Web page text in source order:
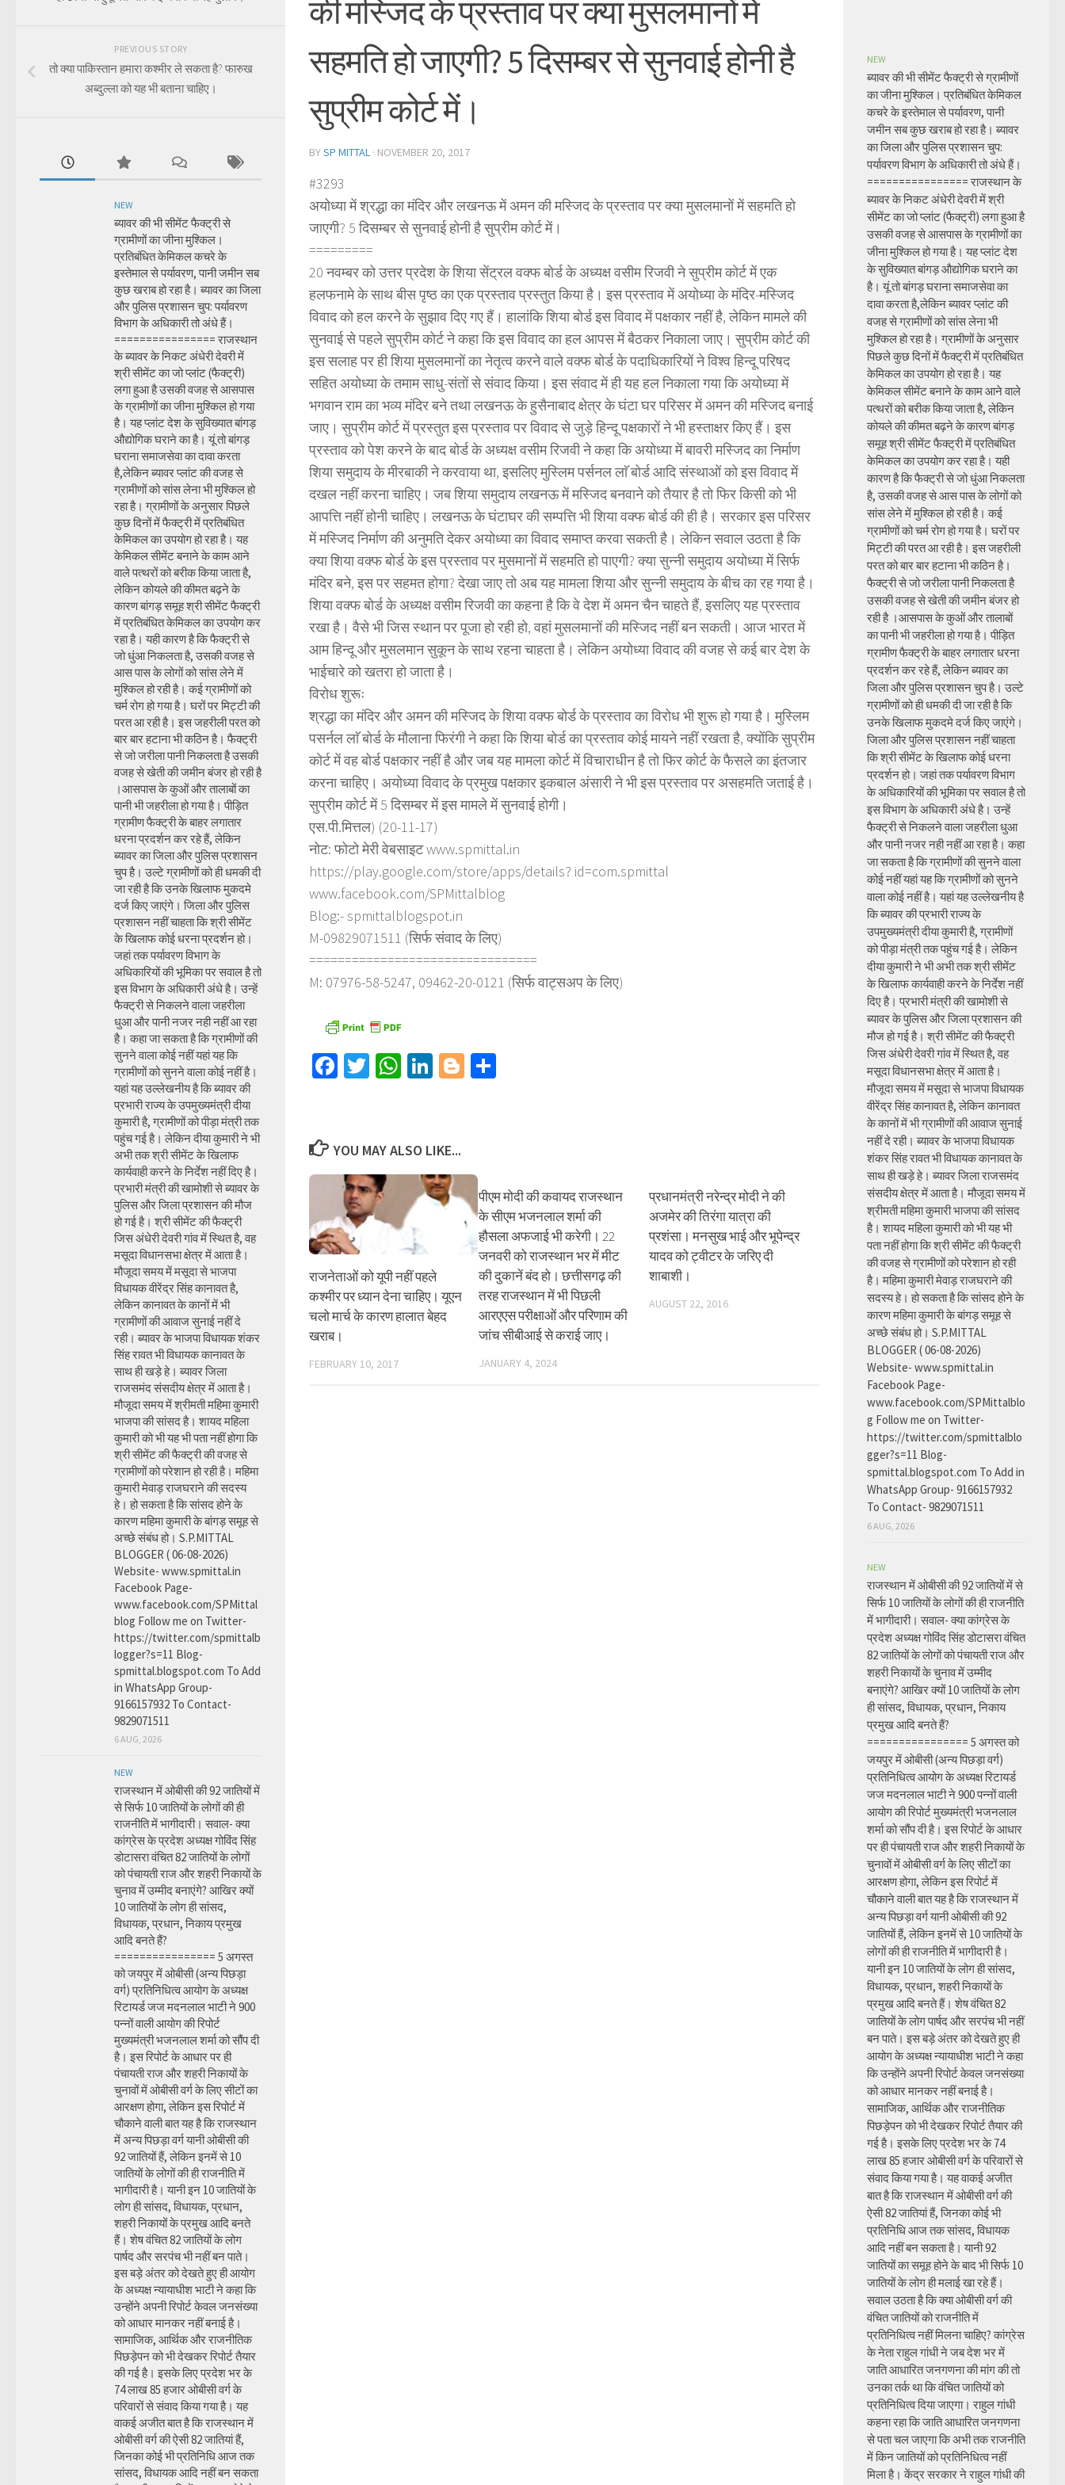
की मस्जिद के प्रस्ताव पर क्या मुसलमानों में
सहमति हो जाएगी? 5 दिसम्बर से सुनवाई होनी है
सुप्रीम कोर्ट में।
BYSP MITTAL · NOVEMBER 20, 2017
#3293
अयोध्या में श्रद्धा का मंदिर और लखनऊ में अमन की मस्जिद के प्रस्ताव पर क्या मुसलमानों में सहमति हो
जाएगी? 5 दिसम्बर से सुनवाई होनी है सुप्रीम कोर्ट में।
=========
20 नवम्बर को उत्तर प्रदेश के शिया सेंट्रल वक्फ बोर्ड के अध्यक्ष वसीम रिजवी ने सुप्रीम कोर्ट में एक
हलफनामे के साथ बीस पृष्ठ का एक प्रस्ताव प्रस्तुत किया है। इस प्रस्ताव में अयोध्या के मंदिर-मस्जिद
विवाद को हल करने के सुझाव दिए गए हैं। हालांकि शिया बोर्ड इस विवाद में पक्षकार नहीं है, लेकिन मामले की
सुनवाई से पहले सुप्रीम कोर्ट ने कहा कि इस विवाद का हल आपस में बैठकर निकाला जाए। सुप्रीम कोर्ट की
इस सलाह पर ही शिया मुसलमानों का नेतृत्व करने वाले वक्फ बोर्ड के पदाधिकारियों ने विश्व हिन्दू परिषद
सहित अयोध्या के तमाम साधु-संतों से संवाद किया। इस संवाद में ही यह हल निकाला गया कि अयोध्या में
भगवान राम का भव्य मंदिर बने तथा लखनऊ के हुसैनाबाद क्षेत्र के घंटा घर परिसर में अमन की मस्जिद बनाई
जाए। सुप्रीम कोर्ट में प्रस्तुत इस प्रस्ताव पर विवाद से जुड़े हिन्दू पक्षकारों ने भी हस्ताक्षर किए हैं। इस
प्रस्ताव को पेश करने के बाद बोर्ड के अध्यक्ष वसीम रिजवी ने कहा कि अयोध्या में बावरी मस्जिद का निर्माण
शिया समुदाय के मीरबाकी ने करवाया था, इसलिए मुस्लिम पर्सनल लाॅ बोर्ड आदि संस्थाओं को इस विवाद में
दखल नहीं करना चाहिए। जब शिया समुदाय लखनऊ में मस्जिद बनवाने को तैयार है तो फिर किसी को भी
आपत्ति नहीं होनी चाहिए। लखनऊ के घंटाघर की सम्पत्ति भी शिया वक्फ बोर्ड की ही है। सरकार इस परिसर
में मस्जिद निर्माण की अनुमति देकर अयोध्या का विवाद समाप्त करवा सकती है। लेकिन सवाल उठता है कि
क्या शिया वक्फ बोर्ड के इस प्रस्ताव पर मुसमानों में सहमति हो पाएगी? क्या सुन्नी समुदाय अयोध्या में सिर्फ
मंदिर बने, इस पर सहमत होगा? देखा जाए तो अब यह मामला शिया और सुन्नी समुदाय के बीच का रह गया है।
शिया वक्फ बोर्ड के अध्यक्ष वसीम रिजवी का कहना है कि वे देश में अमन चैन चाहते हैं, इसलिए यह प्रस्ताव
रखा है। वैसे भी जिस स्थान पर पूजा हो रही हो, वहां मुसलमानों की मस्जिद नहीं बन सकती। आज भारत में
आम हिन्दू और मुसलमान सुकून के साथ रहना चाहता है। लेकिन अयोध्या विवाद की वजह से कई बार देश के
भाईचारे को खतरा हो जाता है।
विरोध शुरूः
श्रद्धा का मंदिर और अमन की मस्जिद के शिया वक्फ बोर्ड के प्रस्ताव का विरोध भी शुरू हो गया है। मुस्लिम
पसर्नल लाॅ बोर्ड के मौलाना फिरंगी ने कहा कि शिया बोर्ड का प्रस्ताव कोई मायने नहीं रखता है, क्योंकि सुप्रीम
कोर्ट में वह बोर्ड पक्षकार नहीं है और जब यह मामला कोर्ट में विचाराधीन है तो फिर कोर्ट के फैसले का इंतजार
करना चाहिए। अयोध्या विवाद के प्रमुख पक्षकार इकबाल अंसारी ने भी इस प्रस्ताव पर असहमति जताई है।
सुप्रीम कोर्ट में 5 दिसम्बर में इस मामले में सुनवाई होगी।
एस.पी.मित्तल) (20-11-17)
नोट: फोटो मेरी वेबसाइट www.spmittal.in
https://play.google.com/store/apps/details? id=com.spmittal
www.facebook.com/SPMittalblog
Blog:- spmittalblogspot.in
M-09829071511 (सिर्फ संवाद के लिए)
================================
M: 07976-58-5247, 09462-20-0121 (सिर्फ वाट्सअप के लिए)
Facebook
TwitterWhatsApp
LinkedIn
Blogger
YOU MAY ALSO LIKE...
राजनेताओं को यूपी नहीं पहले
कश्मीर पर ध्यान देना चाहिए। यूएन
चलो मार्च के कारण हालात बेहद
खराब।
FEBRUARY 10, 2017
पीएम मोदी की कवायद राजस्थान
के सीएम भजनलाल शर्मा की
हौसला अफजाई भी करेगी। 22
जनवरी को राजस्थान भर में मीट
की दुकानें बंद हो। छत्तीसगढ़ की
तरह राजस्थान में भी पिछली
आरएएस परीक्षाओं और परिणाम की
जांच सीबीआई से कराई जाए।
JANUARY 4, 2024
प्रधानमंत्री नरेन्द्र मोदी ने की
अजमेर की तिरंगा यात्रा की
प्रशंसा। मनसुख भाई और भूपेन्द्र
यादव को ट्वीटर के जरिए दी
शाबाशी।
AUGUST 22, 2016
PREVIOUS STORY
तो क्या पाकिस्तान हमारा कश्मीर ले सकता है? फारुख
अब्दुल्ला को यह भी बताना चाहिए।
NEW
ब्यावर की भी सीमेंट फैक्ट्री से
ग्रामीणों का जीना मुश्किल।
प्रतिबंधित केमिकल कचरे के
इस्तेमाल से पर्यावरण, पानी जमीन सब
कुछ खराब हो रहा है। ब्यावर का जिला
और पुलिस प्रशासन चुप: पर्यावरण
विभाग के अधिकारी तो अंधे हैं।
================ राजस्थान
के ब्यावर के निकट अंधेरी देवरी में
श्री सीमेंट का जो प्लांट (फैक्ट्री)
लगा हुआ है उसकी वजह से आसपास
के ग्रामीणों का जीना मुश्किल हो गया
है। यह प्लांट देश के सुविख्यात बांगड़
औद्योगिक घराने का है। यूं तो बांगड़
घराना समाजसेवा का दावा करता
है,लेकिन ब्यावर प्लांट की वजह से
ग्रामीणों को सांस लेना भी मुश्किल हो
रहा है। ग्रामीणों के अनुसार पिछले
कुछ दिनों में फैक्ट्री में प्रतिबंधित
केमिकल का उपयोग हो रहा है। यह
केमिकल सीमेंट बनाने के काम आने
वाले पत्थरों को बरीक किया जाता है,
लेकिन कोयले की कीमत बढ़ने के
कारण बांगड़ समूह श्री सीमेंट फैक्ट्री
में प्रतिबंधित केमिकल का उपयोग कर
रहा है। यही कारण है कि फैक्ट्री से
जो धुंआ निकलता है, उसकी वजह से
आस पास के लोगों को सांस लेने में
मुश्किल हो रही है। कई ग्रामीणों को
चर्म रोग हो गया है। घरों पर मिट्टी की
परत आ रही है। इस जहरीली परत को
बार बार हटाना भी कठिन है। फैक्ट्री
से जो जरीला पानी निकलता है उसकी
वजह से खेती की जमीन बंजर हो रही है
।आसपास के कुओं और तालाबों का
पानी भी जहरीला हो गया है। पीड़ित
ग्रामीण फैक्ट्री के बाहर लगातार
धरना प्रदर्शन कर रहे हैं, लेकिन
ब्यावर का जिला और पुलिस प्रशासन
चुप है। उल्टे ग्रामीणों को ही धमकी दी
जा रही है कि उनके खिलाफ मुकदमे
दर्ज किए जाएंगे। जिला और पुलिस
प्रशासन नहीं चाहता कि श्री सीमेंट
के खिलाफ कोई धरना प्रदर्शन हो।
जहां तक पर्यावरण विभाग के
अधिकारियों की भूमिका पर सवाल है तो
इस विभाग के अधिकारी अंधे है। उन्हें
फैक्ट्री से निकलने वाला जहरीला
धुआ और पानी नजर नही नहीं आ रहा
है। कहा जा सकता है कि ग्रामीणों की
सुनने वाला कोई नहीं यहां यह कि
ग्रामीणों को सुनने वाला कोई नहीं है।
यहां यह उल्लेखनीय है कि ब्यावर की
प्रभारी राज्य के उपमुख्यमंत्री दीया
कुमारी है, ग्रामीणों को पीड़ा मंत्री तक
पहुंच गई है। लेकिन दीया कुमारी ने भी
अभी तक श्री सीमेंट के खिलाफ
कार्यवाही करने के निर्देश नहीं दिए है।
प्रभारी मंत्री की खामोशी से ब्यावर के
पुलिस और जिला प्रशासन की मौज
हो गई है। श्री सीमेंट की फैक्ट्री
जिस अंधेरी देवरी गांव में स्थित है, वह
मसूदा विधानसभा क्षेत्र में आता है।
मौजूदा समय में मसूदा से भाजपा
विधायक वीरेंद्र सिंह कानावत है,
लेकिन कानावत के कानों में भी
ग्रामीणों की आवाज सुनाई नहीं दे
रही। ब्यावर के भाजपा विधायक शंकर
सिंह रावत भी विधायक कानावत के
साथ ही खड़े हे। ब्यावर जिला
राजसमंद संसदीय क्षेत्र में आता है।
मौजूदा समय में श्रीमती महिमा कुमारी
भाजपा की सांसद है। शायद महिला
कुमारी को भी यह भी पता नहीं होगा कि
श्री सीमेंट की फैक्ट्री की वजह से
ग्रामीणों को परेशान हो रही है। महिमा
कुमारी मेवाड़ राजघराने की सदस्य
हे। हो सकता है कि सांसद होने के
कारण महिमा कुमारी के बांगड़ समूह से
अच्छे संबंध हो। S.P.MITTAL
BLOGGER ( 06-08-2026)
Website- www.spmittal.in
Facebook Page-
www.facebook.com/SPMittal
blog Follow me on Twitter-
https://twitter.com/spmittalb
logger?s=11 Blog-
spmittal.blogspot.com To Add
in WhatsApp Group-
9166157932 To Contact-
9829071511
6 AUG, 2026
NEW
राजस्थान में ओबीसी की 92 जातियों में
से सिर्फ 10 जातियों के लोगों की ही
राजनीति में भागीदारी। सवाल- क्या
कांग्रेस के प्रदेश अध्यक्ष गोविंद सिंह
डोटासरा वंचित 82 जातियों के लोगों
को पंचायती राज और शहरी निकायों के
चुनाव में उम्मीद बनाएंगे? आखिर क्यों
10 जातियों के लोग ही सांसद,
विधायक, प्रधान, निकाय प्रमुख
आदि बनते हैं?
================ 5 अगस्त
को जयपुर में ओबीसी (अन्य पिछड़ा
वर्ग) प्रतिनिधित्व आयोग के अध्यक्ष
रिटायर्ड जज मदनलाल भाटी ने 900
पन्नों वाली आयोग की रिपोर्ट
मुख्यमंत्री भजनलाल शर्मा को सौंप दी
है। इस रिपोर्ट के आधार पर ही
पंचायती राज और शहरी निकायों के
चुनावों में ओबीसी वर्ग के लिए सीटों का
आरक्षण होगा, लेकिन इस रिपोर्ट में
चौकाने वाली बात यह है कि राजस्थान
में अन्य पिछड़ा वर्ग यानी ओबीसी की
92 जातियों हैं, लेकिन इनमें से 10
जातियों के लोगों की ही राजनीति में
भागीदारी है। यानी इन 10 जातियों के
लोग ही सांसद, विधायक, प्रधान,
शहरी निकायों के प्रमुख आदि बनते
हैं। शेष वंचित 82 जातियों के लोग
पार्षद और सरपंच भी नहीं बन पाते।
इस बड़े अंतर को देखते हुए ही आयोग
के अध्यक्ष न्यायाधीश भाटी ने कहा कि
उन्होंने अपनी रिपोर्ट केवल जनसंख्या
को आधार मानकर नहीं बनाई है।
सामाजिक, आर्थिक और राजनीतिक
पिछड़ेपन को भी देखकर रिपोर्ट तैयार
की गई है। इसके लिए प्रदेश भर के
74 लाख 85 हजार ओबीसी वर्ग के
परिवारों से संवाद किया गया है। यह
वाकई अजीत बात है कि राजस्थान में
ओबीसी वर्ग की ऐसी 82 जातियां हैं,
जिनका कोई भी प्रतिनिधि आज तक
सांसद, विधायक आदि नहीं बन सकता
NEW
ब्यावर की भी सीमेंट फैक्ट्री से ग्रामीणों
का जीना मुश्किल। प्रतिबंधित केमिकल
कचरे के इस्तेमाल से पर्यावरण, पानी
जमीन सब कुछ खराब हो रहा है। ब्यावर
का जिला और पुलिस प्रशासन चुप:
पर्यावरण विभाग के अधिकारी तो अंधे हैं।
================ राजस्थान के
ब्यावर के निकट अंधेरी देवरी में श्री
सीमेंट का जो प्लांट (फैक्ट्री) लगा हुआ है
उसकी वजह से आसपास के ग्रामीणों का
जीना मुश्किल हो गया है। यह प्लांट देश
के सुविख्यात बांगड़ औद्योगिक घराने का
है। यूं तो बांगड़ घराना समाजसेवा का
दावा करता है,लेकिन ब्यावर प्लांट की
वजह से ग्रामीणों को सांस लेना भी
मुश्किल हो रहा है। ग्रामीणों के अनुसार
पिछले कुछ दिनों में फैक्ट्री में प्रतिबंधित
केमिकल का उपयोग हो रहा है। यह
केमिकल सीमेंट बनाने के काम आने वाले
पत्थरों को बरीक किया जाता है, लेकिन
कोयले की कीमत बढ़ने के कारण बांगड़
समूह श्री सीमेंट फैक्ट्री में प्रतिबंधित
केमिकल का उपयोग कर रहा है। यही
कारण है कि फैक्ट्री से जो धुंआ निकलता
है, उसकी वजह से आस पास के लोगों को
सांस लेने में मुश्किल हो रही है। कई
ग्रामीणों को चर्म रोग हो गया है। घरों पर
मिट्टी की परत आ रही है। इस जहरीली
परत को बार बार हटाना भी कठिन है।
फैक्ट्री से जो जरीला पानी निकलता है
उसकी वजह से खेती की जमीन बंजर हो
रही है ।आसपास के कुओं और तालाबों
का पानी भी जहरीला हो गया है। पीड़ित
ग्रामीण फैक्ट्री के बाहर लगातार धरना
प्रदर्शन कर रहे हैं, लेकिन ब्यावर का
जिला और पुलिस प्रशासन चुप है। उल्टे
ग्रामीणों को ही धमकी दी जा रही है कि
उनके खिलाफ मुकदमे दर्ज किए जाएंगे।
जिला और पुलिस प्रशासन नहीं चाहता
कि श्री सीमेंट के खिलाफ कोई धरना
प्रदर्शन हो। जहां तक पर्यावरण विभाग
के अधिकारियों की भूमिका पर सवाल है तो
इस विभाग के अधिकारी अंधे है। उन्हें
फैक्ट्री से निकलने वाला जहरीला धुआ
और पानी नजर नही नहीं आ रहा है। कहा
जा सकता है कि ग्रामीणों की सुनने वाला
कोई नहीं यहां यह कि ग्रामीणों को सुनने
वाला कोई नहीं है। यहां यह उल्लेखनीय है
कि ब्यावर की प्रभारी राज्य के
उपमुख्यमंत्री दीया कुमारी है, ग्रामीणों
को पीड़ा मंत्री तक पहुंच गई है। लेकिन
दीया कुमारी ने भी अभी तक श्री सीमेंट
के खिलाफ कार्यवाही करने के निर्देश नहीं
दिए है। प्रभारी मंत्री की खामोशी से
ब्यावर के पुलिस और जिला प्रशासन की
मौज हो गई है। श्री सीमेंट की फैक्ट्री
जिस अंधेरी देवरी गांव में स्थित है, वह
मसूदा विधानसभा क्षेत्र में आता है।
मौजूदा समय में मसूदा से भाजपा विधायक
वीरेंद्र सिंह कानावत है, लेकिन कानावत
के कानों में भी ग्रामीणों की आवाज सुनाई
नहीं दे रही। ब्यावर के भाजपा विधायक
शंकर सिंह रावत भी विधायक कानावत के
साथ ही खड़े हे। ब्यावर जिला राजसमंद
संसदीय क्षेत्र में आता है। मौजूदा समय में
श्रीमती महिमा कुमारी भाजपा की सांसद
है। शायद महिला कुमारी को भी यह भी
पता नहीं होगा कि श्री सीमेंट की फैक्ट्री
की वजह से ग्रामीणों को परेशान हो रही
है। महिमा कुमारी मेवाड़ राजघराने की
सदस्य हे। हो सकता है कि सांसद होने के
कारण महिमा कुमारी के बांगड़ समूह से
अच्छे संबंध हो। S.P.MITTAL
BLOGGER ( 06-08-2026)
Website- www.spmittal.in
Facebook Page-
www.facebook.com/SPMittalblo
g Follow me on Twitter-
https://twitter.com/spmittalblo
gger?s=11 Blog-
spmittal.blogspot.com To Add in
WhatsApp Group- 9166157932
To Contact- 9829071511
6 AUG, 2026
NEW
राजस्थान में ओबीसी की 92 जातियों में से
सिर्फ 10 जातियों के लोगों की ही राजनीति
में भागीदारी। सवाल- क्या कांग्रेस के
प्रदेश अध्यक्ष गोविंद सिंह डोटासरा वंचित
82 जातियों के लोगों को पंचायती राज और
शहरी निकायों के चुनाव में उम्मीद
बनाएंगे? आखिर क्यों 10 जातियों के लोग
ही सांसद, विधायक, प्रधान, निकाय
प्रमुख आदि बनते हैं?
================ 5 अगस्त को
जयपुर में ओबीसी (अन्य पिछड़ा वर्ग)
प्रतिनिधित्व आयोग के अध्यक्ष रिटायर्ड
जज मदनलाल भाटी ने 900 पन्नों वाली
आयोग की रिपोर्ट मुख्यमंत्री भजनलाल
शर्मा को सौंप दी है। इस रिपोर्ट के आधार
पर ही पंचायती राज और शहरी निकायों के
चुनावों में ओबीसी वर्ग के लिए सीटों का
आरक्षण होगा, लेकिन इस रिपोर्ट में
चौकाने वाली बात यह है कि राजस्थान में
अन्य पिछड़ा वर्ग यानी ओबीसी की 92
जातियों हैं, लेकिन इनमें से 10 जातियों के
लोगों की ही राजनीति में भागीदारी है।
यानी इन 10 जातियों के लोग ही सांसद,
विधायक, प्रधान, शहरी निकायों के
प्रमुख आदि बनते हैं। शेष वंचित 82
जातियों के लोग पार्षद और सरपंच भी नहीं
बन पाते। इस बड़े अंतर को देखते हुए ही
आयोग के अध्यक्ष न्यायाधीश भाटी ने कहा
कि उन्होंने अपनी रिपोर्ट केवल जनसंख्या
को आधार मानकर नहीं बनाई है।
सामाजिक, आर्थिक और राजनीतिक
पिछड़ेपन को भी देखकर रिपोर्ट तैयार की
गई है। इसके लिए प्रदेश भर के 74
लाख 85 हजार ओबीसी वर्ग के परिवारों से
संवाद किया गया है। यह वाकई अजीत
बात है कि राजस्थान में ओबीसी वर्ग की
ऐसी 82 जातियां हैं, जिनका कोई भी
प्रतिनिधि आज तक सांसद, विधायक
आदि नहीं बन सकता है। यानी 92
जातियों का समूह होने के बाद भी सिर्फ 10
जातियों के लोग ही मलाई खा रहे हैं।
सवाल उठता है कि क्या ओबीसी वर्ग की
वंचित जातियों को राजनीति में
प्रतिनिधित्व नहीं मिलना चाहिए? कांग्रेस
के नेता राहुल गांधी ने जब देश भर में
जाति आधारित जनगणना की मांग की तो
उनका तर्क था कि वंचित जातियों को
प्रतिनिधित्व दिया जाएगा। राहुल गांधी
कहना रहा कि जाति आधारित जनगणना
से पता चल जाएगा कि अभी तक राजनीति
में किन जातियों को प्रतिनिधित्व नहीं
मिला है। केंद्र सरकार ने राहुल गांधी की